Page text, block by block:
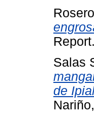
Salas
de